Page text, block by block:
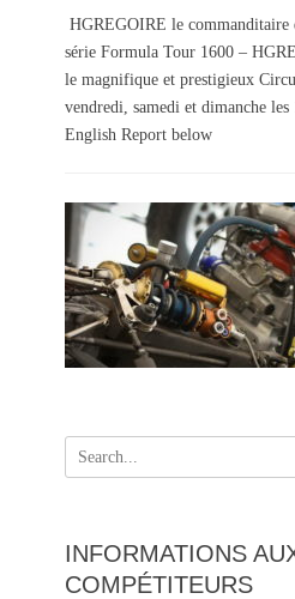
s
o
n
t
HGREGOIRE le commanditaire
série Formula Tour 1600 –
le magnifique et prestigieux
vendredi, samedi et dimanche
English Report below
Search
for:
INFORMATIONS
COMPÉTITEURS